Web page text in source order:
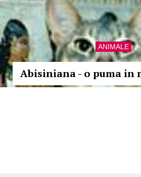
ANIMALE
Abisiniana - o puma in